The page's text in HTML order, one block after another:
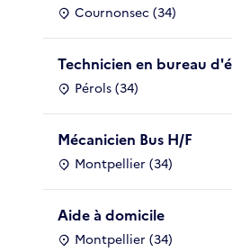
Cournonsec (34)
Technicien en bureau
Pérols (34)
Mécanicien Bus H/F
Montpellier (34)
Aide à domicile
Montpellier (34)